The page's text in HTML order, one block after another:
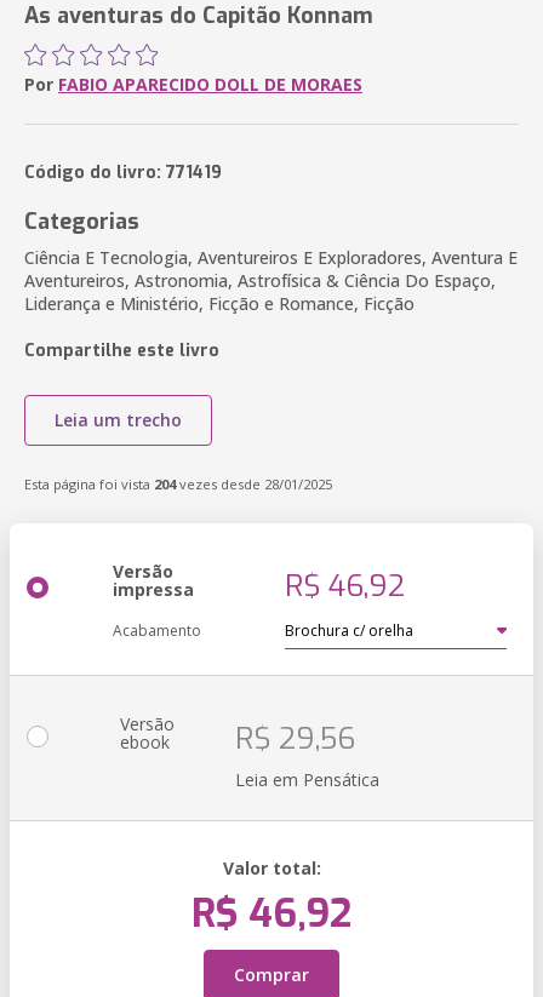
As aventuras do Capitão Konnam
Por FABIO APARECIDO DOLL DE MORAES
Código do livro: 771419
Categorias
Ciência E Tecnologia, Aventureiros E Exploradores, Aventura E
Aventureiros, Astronomia, Astrofísica & Ciência Do Espaço,
Liderança e Ministério, Ficção e Romance, Ficção
Compartilhe este livro
Leia um trecho
Esta página foi vista 204vezes desde 28/01/2025
Versão
impressa R$ 46,92
Acabamento
Versão
ebook R$ 29,56
Leia em Pensática
Valor total:
R$ 46,92
Comprar